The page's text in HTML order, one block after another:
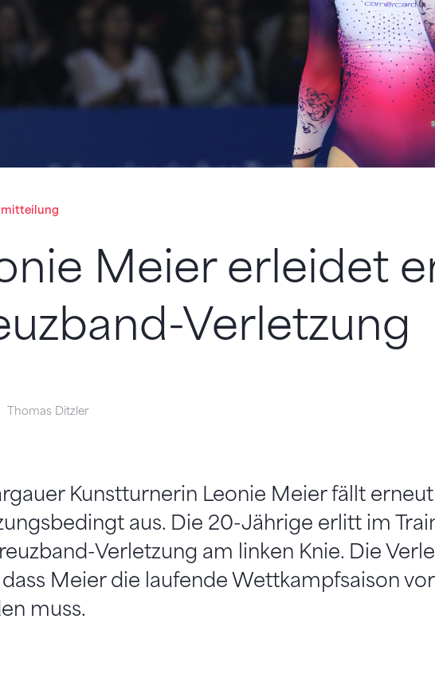
Meier erleidet
Verletzung
Thomas Ditzler
Kunstturnerin Leonie Meier fällt erneut
aus. Die 20-Jährige erlitt im
Verletzung am linken Knie. Die
dass Meier die laufende Wettkampfsaison
muss.